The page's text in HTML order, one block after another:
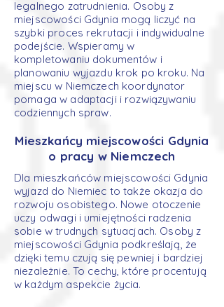
legalnego zatrudnienia. Osoby z
miejscowości Gdynia mogą liczyć na
szybki proces rekrutacji i indywidualne
podejście. Wspieramy w
kompletowaniu dokumentów i
planowaniu wyjazdu krok po kroku. Na
miejscu w Niemczech koordynator
pomaga w adaptacji i rozwiązywaniu
codziennych spraw.
Mieszkańcy miejscowości Gdynia
o pracy w Niemczech
Dla mieszkańców miejscowości Gdynia
wyjazd do Niemiec to także okazja do
rozwoju osobistego. Nowe otoczenie
uczy odwagi i umiejętności radzenia
sobie w trudnych sytuacjach. Osoby z
miejscowości Gdynia podkreślają, że
dzięki temu czują się pewniej i bardziej
niezależnie. To cechy, które procentują
w każdym aspekcie życia.